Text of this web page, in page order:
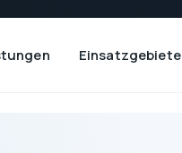
Einsatzgebiete